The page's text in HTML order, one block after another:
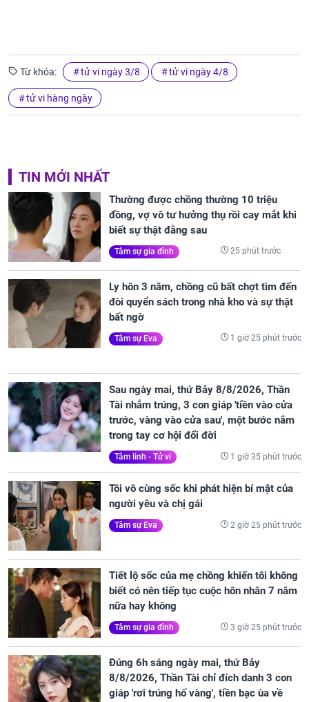
Từ khóa: tử vi ngày 3/8 tử vi ngày 4/8
tử vi hàng ngày
TIN MỚI NHẤT
Thường được chồng thường 10 triệu
đồng, vợ vô tư hưởng thụ rồi cay mắt khi
biết sự thật đằng sau
Tâm sự gia đình 25 phút trước
Ly hôn 3 năm, chồng cũ bất chợt tìm đến
đòi quyển sách trong nhà kho và sự thật
bất ngờ
Tâm sự Eva 1 giờ 25 phút trước
Sau ngày mai, thứ Bảy 8/8/2026, Thần
Tài nhắm trúng, 3 con giáp 'tiền vào cửa
trước, vàng vào cửa sau', một bước nắm
trong tay cơ hội đổi đời
Tâm linh - Tử vi 1 giờ 35 phút trước
Tôi vô cùng sốc khi phát hiện bí mật của
người yêu và chị gái
Tâm sự Eva 2 giờ 25 phút trước
Tiết lộ sốc của mẹ chồng khiến tôi không
biết có nên tiếp tục cuộc hôn nhân 7 năm
nữa hay không
Tâm sự gia đình 3 giờ 25 phút trước
Đúng 6h sáng ngày mai, thứ Bảy
8/8/2026, Thần Tài chỉ đích danh 3 con
giáp 'rơi trúng hố vàng', tiền bạc ùa về